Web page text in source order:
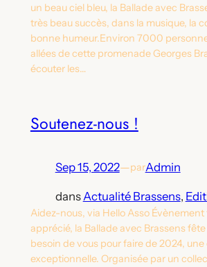
un beau ciel bleu, la Ballade avec
très beau succès, dans la musique, la
bonne humeur.Environ 7000
allées de cette promenade Georges
écouter les…
Soutenez-nous !
Sep 15, 2022—parAdmin
dansActualité Brassens,
Aidez-nous, via Hello Asso
apprécié, la Ballade avec Brassens
besoin de vous pour faire de 2024,
exceptionnelle. Organisée par un